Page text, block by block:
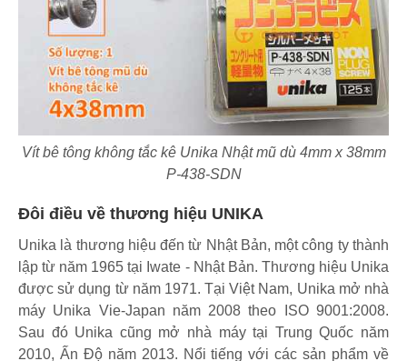
Vít bê tông không tắc kê Unika Nhật mũ dù 4mm x 38mm
P-438-SDN
Đôi điều về thương hiệu UNIKA
Unika là thương hiệu đến từ Nhật Bản, một công ty thành
lập từ năm 1965 tại Iwate - Nhật Bản. Thương hiệu Unika
được sử dụng từ năm 1971. Tại Việt Nam, Unika mở nhà
máy Unika Vie-Japan năm 2008 theo ISO 9001:2008.
Sau đó Unika cũng mở nhà máy tại Trung Quốc năm
2010, Ấn Độ năm 2013. Nổi tiếng với các sản phẩm về